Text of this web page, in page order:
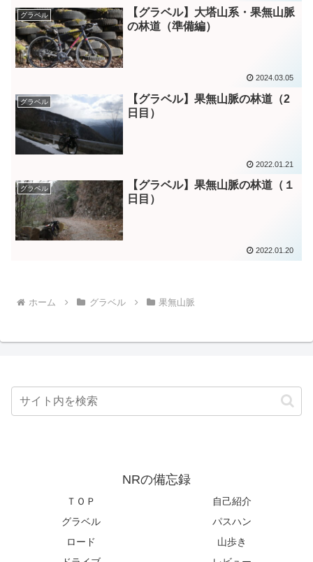
グラベル
【グラベル】大塔山系・果無山脈
の林道（準備編）
2024.03.05
グラベル
【グラベル】果無山脈の林道（2
日目）
2022.01.21
グラベル
【グラベル】果無山脈の林道（１
日目）
2022.01.20
ホーム グラベル 果無山脈
NRの備忘録
ＴＯＰ
自己紹介
グラベル
パスハン
ロード
山歩き